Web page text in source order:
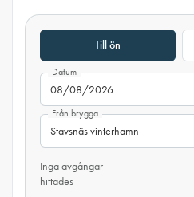
Till ön
Datum
Från brygga
Inga avgångar
hittades